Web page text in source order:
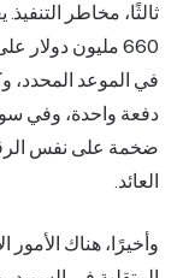
ثالثًا، مخاطر
660 مليون
في الموعد
دفعة واحدة، وفي
ضخمة على نفس
العائد.
وأخيرًا، هناك الأمور